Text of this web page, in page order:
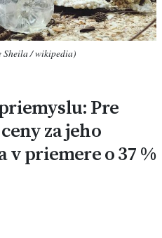
/ wikipedia)
Pre
za jeho
v priemere o 37 %